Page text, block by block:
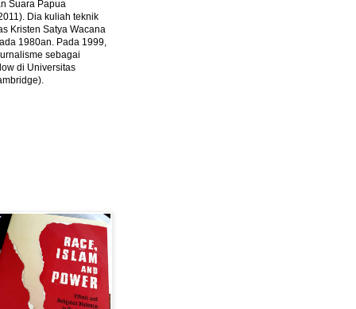
Suara Papua
Dia kuliah teknik
Kristen Satya Wacana
1980an. Pada 1999,
sebagai
di Universitas